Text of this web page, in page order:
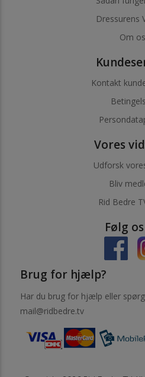
Dressurens
Om os
Kontakt
Vores
Udforsk
Bliv
Rid Bedre
Følg
Brug for hjælp?
Har du brug for hjælp eller
mail@ridbedre.tv